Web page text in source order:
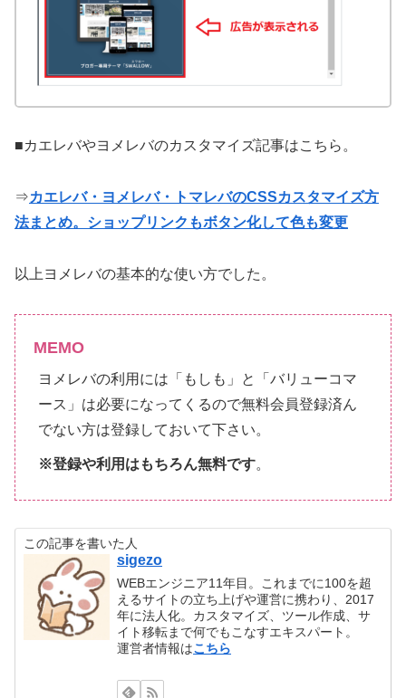
■カエレバやヨメレバのカスタマイズ記事はこちら。
⇒カエレバ・ヨメレバ・トマレバのCSSカスタマイズ方
法まとめ。ショップリンクもボタン化して色も変更
以上ヨメレバの基本的な使い方でした。
MEMO
ヨメレバの利用には「もしも」と「バリューコマ
ース」は必要になってくるので無料会員登録済ん
でない方は登録しておいて下さい。
※登録や利用はもちろん無料です。
この記事を書いた人
sigezo
WEBエンジニア11年目。これまでに100を超
えるサイトの立ち上げや運営に携わり、2017
年に法人化。カスタマイズ、ツール作成、サ
イト移転まで何でもこなすエキスパート。
運営者情報はこちら